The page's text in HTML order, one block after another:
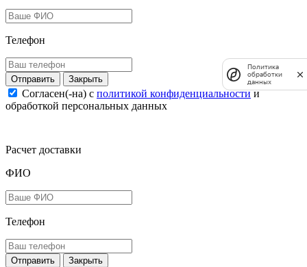
Телефон
Закрыть
Согласен(-на) c политикой конфиденциальностии
обработкой персональных данных
Расчет доставки
ФИО
Телефон
Закрыть
Политика
обработки
данных